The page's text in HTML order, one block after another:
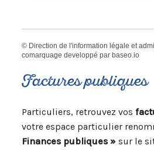
© Direction de l'information légale et
comarquage developpé par baseo.io
Factures publiques
Particuliers, retrouvez vos
votre espace particulier
Finances publiques »sur le